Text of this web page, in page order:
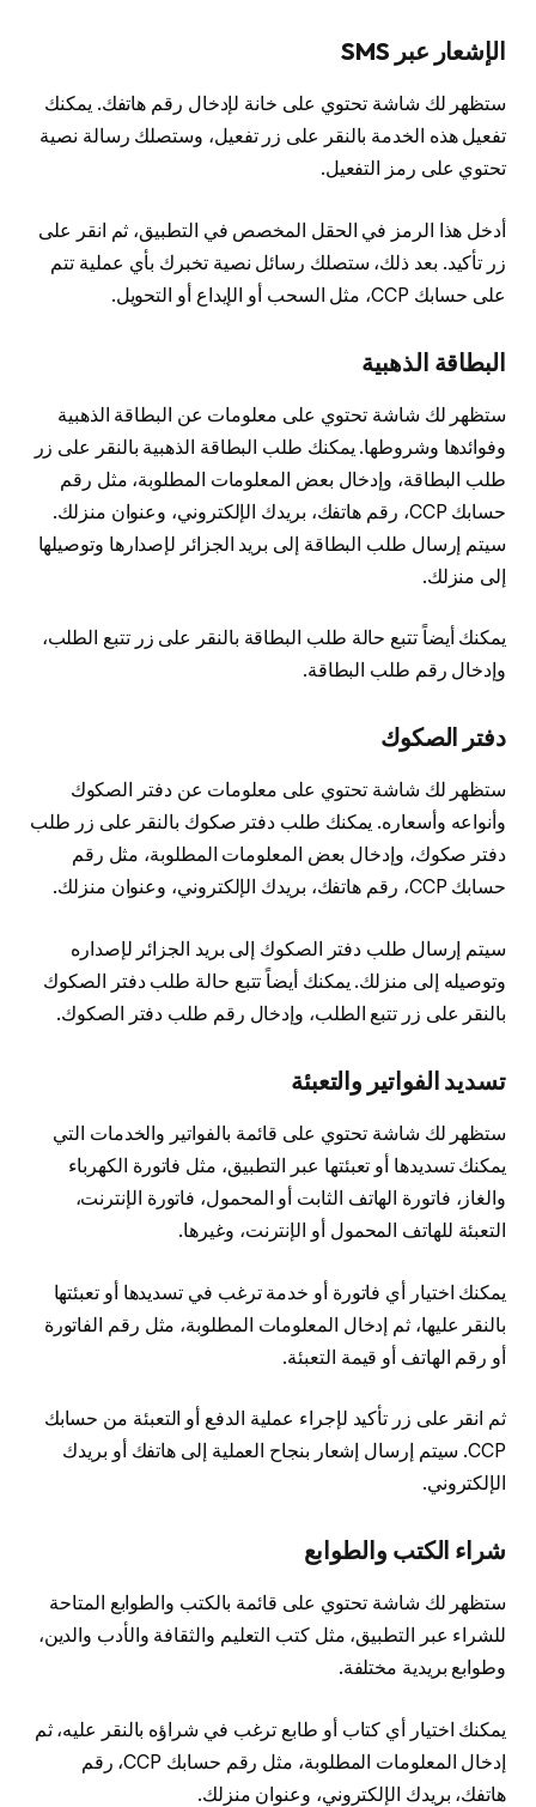
الإشعار عبر SMS
ستظهر لك شاشة تحتوي على خانة لإدخال رقم هاتفك. يمكنك
تفعيل هذه الخدمة بالنقر على زر تفعيل، وستصلك رسالة نصية
تحتوي على رمز التفعيل.
أدخل هذا الرمز في الحقل المخصص في التطبيق، ثم انقر على
زر تأكيد. بعد ذلك، ستصلك رسائل نصية تخبرك بأي عملية تتم
على حسابك CCP، مثل السحب أو الإيداع أو التحويل.
البطاقة الذهبية
ستظهر لك شاشة تحتوي على معلومات عن البطاقة الذهبية
وفوائدها وشروطها. يمكنك طلب البطاقة الذهبية بالنقر على زر
طلب البطاقة، وإدخال بعض المعلومات المطلوبة، مثل رقم
حسابك CCP، رقم هاتفك، بريدك الإلكتروني، وعنوان منزلك.
سيتم إرسال طلب البطاقة إلى بريد الجزائر لإصدارها وتوصيلها
إلى منزلك.
يمكنك أيضاً تتبع حالة طلب البطاقة بالنقر على زر تتبع الطلب،
وإدخال رقم طلب البطاقة.
دفتر الصكوك
ستظهر لك شاشة تحتوي على معلومات عن دفتر الصكوك
وأنواعه وأسعاره. يمكنك طلب دفتر صكوك بالنقر على زر طلب
دفتر صكوك، وإدخال بعض المعلومات المطلوبة، مثل رقم
حسابك CCP، رقم هاتفك، بريدك الإلكتروني، وعنوان منزلك.
سيتم إرسال طلب دفتر الصكوك إلى بريد الجزائر لإصداره
وتوصيله إلى منزلك. يمكنك أيضاً تتبع حالة طلب دفتر الصكوك
بالنقر على زر تتبع الطلب، وإدخال رقم طلب دفتر الصكوك.
تسديد الفواتير والتعبئة
ستظهر لك شاشة تحتوي على قائمة بالفواتير والخدمات التي
يمكنك تسديدها أو تعبئتها عبر التطبيق، مثل فاتورة الكهرباء
والغاز، فاتورة الهاتف الثابت أو المحمول، فاتورة الإنترنت،
التعبئة للهاتف المحمول أو الإنترنت، وغيرها.
يمكنك اختيار أي فاتورة أو خدمة ترغب في تسديدها أو تعبئتها
بالنقر عليها، ثم إدخال المعلومات المطلوبة، مثل رقم الفاتورة
أو رقم الهاتف أو قيمة التعبئة.
ثم انقر على زر تأكيد لإجراء عملية الدفع أو التعبئة من حسابك
CCP. سيتم إرسال إشعار بنجاح العملية إلى هاتفك أو بريدك
الإلكتروني.
شراء الكتب والطوابع
ستظهر لك شاشة تحتوي على قائمة بالكتب والطوابع المتاحة
للشراء عبر التطبيق، مثل كتب التعليم والثقافة والأدب والدين،
وطوابع بريدية مختلفة.
يمكنك اختيار أي كتاب أو طابع ترغب في شراؤه بالنقر عليه، ثم
إدخال المعلومات المطلوبة، مثل رقم حسابك CCP، رقم
هاتفك، بريدك الإلكتروني، وعنوان منزلك.